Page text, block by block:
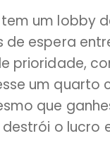
um lobby
de espera
prioridade,
um quarto
que
destrói o